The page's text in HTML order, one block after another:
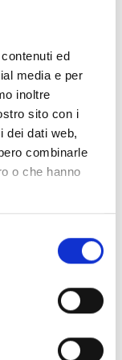
ed
media e per
inoltre
sito con i
dei dati web,
combinarle
o che hanno
(47)
- Materiales
- Materiales (35)
(17)
con el